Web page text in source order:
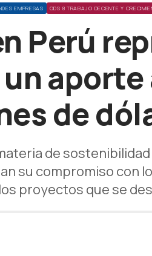
EMPRESAS ODS 8 TRABAJO DECENTE Y
Perú
de
de
su compromiso con
proyectos que se